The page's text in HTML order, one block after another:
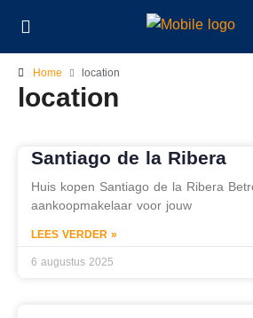
Home location
location
Santiago de la Ribera
Huis kopen Santiago de la Ribera
aankoopmakelaar voor jouw
LEES VERDER »
6 augustus 2025